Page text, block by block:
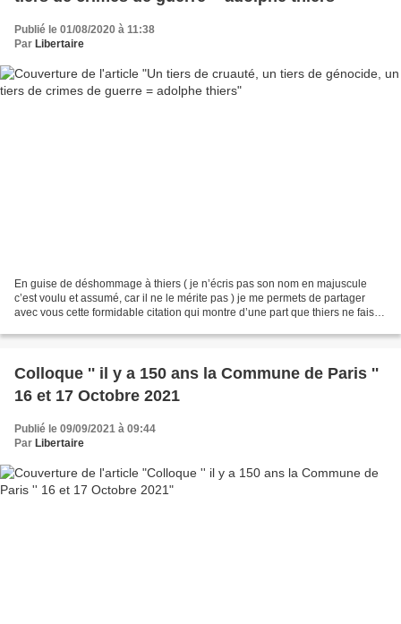
Publié le 01/08/2020 à 11:38
Par Libertaire
En guise de déshommage à thiers ( je n’écris pas son nom en majuscule
c’est voulu et assumé, car il ne le mérite pas ) je me permets de partager
avec vous cette formidable citation qui montre d’une part que thiers ne faisait
Colloque '' il y a 150 ans la Commune de Paris ''
16 et 17 Octobre 2021
Publié le 09/09/2021 à 09:44
Par Libertaire